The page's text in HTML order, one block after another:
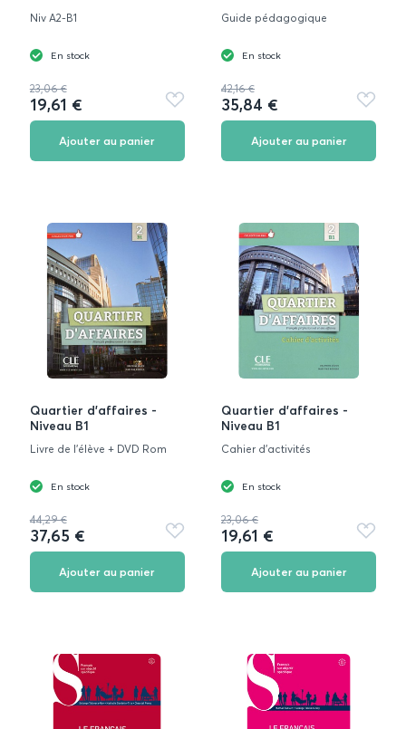
Niv A2-B1
En stock
23,06 €
19,61 €
Ajouter
aux
Ajouter au panier
Guide pédagogique
En stock
42,16 €
35,84 €
Ajouter
aux
Ajouter au panier
Quartier d'affaires -
Niveau B1
Livre de l'élève + DVD Rom
En stock
44,29 €
37,65 €
Ajouter
aux
Ajouter au panier
Quartier d'affaires -
Niveau B1
Cahier d'activités
En stock
23,06 €
19,61 €
Ajouter
aux
Ajouter au panier